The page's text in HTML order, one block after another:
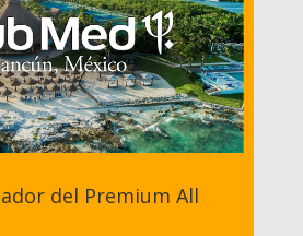
del Premium All